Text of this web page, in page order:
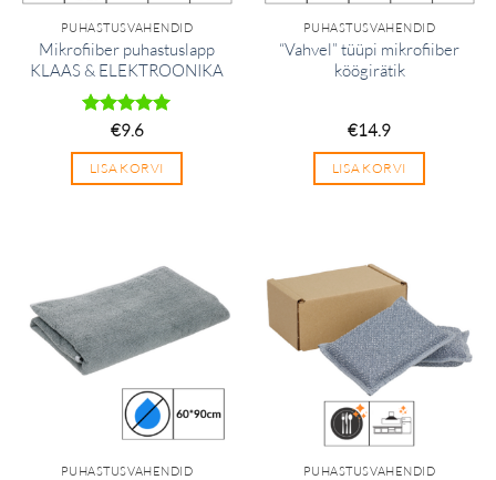
PUHASTUSVAHENDID
Mikrofiiber puhastuslapp
KLAAS & ELEKTROONIKA
Hinnanguga
€9.6
LISA KORVI
PUHASTUSVAHENDID
“Vahvel” tüüpi mikrofiiber
köögirätik
€14.9
LISA KORVI
PUHASTUSVAHENDID PUHASTUSVAHENDID